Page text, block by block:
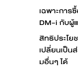
เฉพาะการ
DM-i กับผู้
สิทธิประโย
เปลี่ยนเป็น
มอื่นๆ ได้